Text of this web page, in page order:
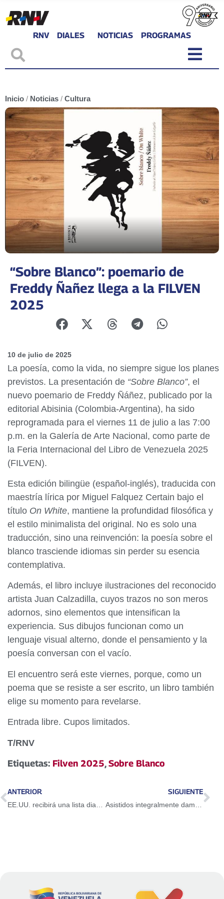
RNV DIALES NOTICIAS PROGRAMAS
Inicio / Noticias / Cultura
“Sobre Blanco”: poemario de
Freddy Ñañez llega a la FILVEN
2025
10 de julio de 2025
La poesía, como la vida, no siempre sigue los planes
previstos. La presentación de “Sobre Blanco”, el
nuevo poemario de Freddy Ñáñez, publicado por la
editorial Abisinia (Colombia-Argentina), ha sido
reprogramada para el viernes 11 de julio a las 7:00
p.m. en la Galería de Arte Nacional, como parte de
la Feria Internacional del Libro de Venezuela 2025
(FILVEN).
Esta edición bilingüe (español-inglés), traducida con
maestría lírica por Miguel Falquez Certain bajo el
título On White, mantiene la profundidad filosófica y
el estilo minimalista del original. No es solo una
traducción, sino una reinvención: la poesía sobre el
blanco trasciende idiomas sin perder su esencia
contemplativa.
Además, el libro incluye ilustraciones del reconocido
artista Juan Calzadilla, cuyos trazos no son meros
adornos, sino elementos que intensifican la
experiencia. Sus dibujos funcionan como un
lenguaje visual alterno, donde el pensamiento y la
poesía conversan con el vacío.
El encuentro será este viernes, porque, como un
poema que se resiste a ser escrito, un libro también
elige su momento para revelarse.
Entrada libre. Cupos limitados.
T/RNV
Etiquetas: Filven 2025,Sobre Blanco
ANTERIOR SIGUIENTE